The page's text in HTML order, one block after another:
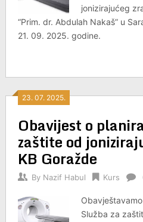
jonizirajućeg
“Prim. dr. Abdulah Nakaš” u
21. 09. 2025. godine.
23. 07. 2025.
Obavijest o
zaštite od
KB Goražde
By Nazif Habul Kurs
Služba za